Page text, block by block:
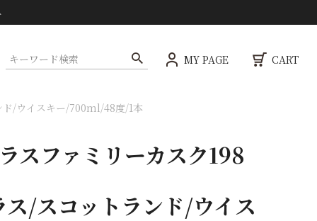
MY PAGE CART
ド/ウイスキー/700ml/48度/1本
スファミリーカスク198
/スコットランド/ウイス